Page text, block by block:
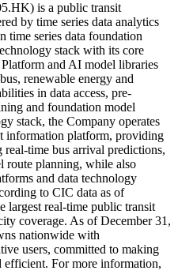
is a public transit
by time series data analytics
time series data foundation
stack with its core
and AI model libraries
renewable energy and
in data access, pre-
and foundation model
stack, the Company operates
information platform, providing
time bus arrival predictions,
route planning, while also
and data technology
to CIC data as of
largest real-time public transit
coverage. As of December 31,
nationwide with
users, committed to making
efficient. For more information,